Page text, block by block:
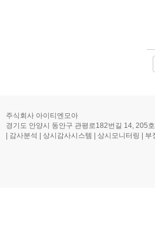
주식회사 아이티엔모아
경기도 안양시 동안구 관평로182번길 14, 205
| 감사분석 | 상시감사시스템 | 상시모니터링 | 부